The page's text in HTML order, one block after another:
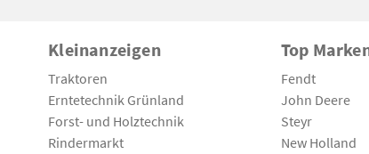
Kleinanzeigen
Traktoren
Erntetechnik Grünland
Forst- und Holztechnik
Rindermarkt
Top
Fendt
John Deere
Steyr
New Holland